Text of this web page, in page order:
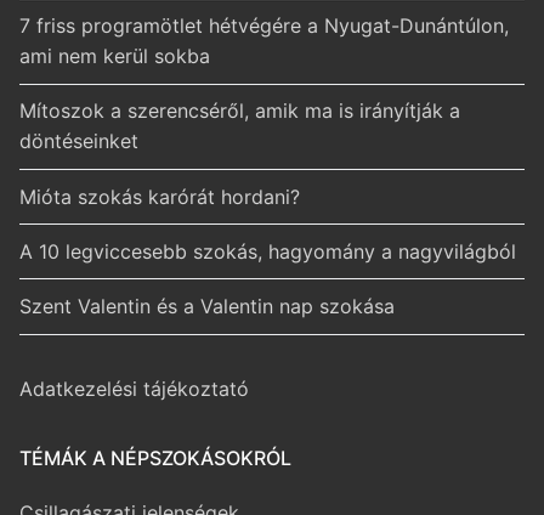
7 friss programötlet hétvégére a Nyugat-Dunántúlon,
ami nem kerül sokba
Mítoszok a szerencséről, amik ma is irányítják a
döntéseinket
Mióta szokás karórát hordani?
A 10 legviccesebb szokás, hagyomány a nagyvilágból
Szent Valentin és a Valentin nap szokása
Adatkezelési tájékoztató
TÉMÁK A NÉPSZOKÁSOKRÓL